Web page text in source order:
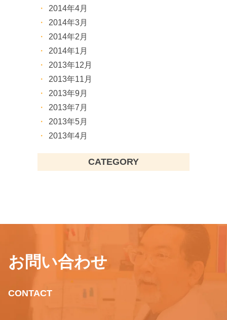
2014年4月
2014年3月
2014年2月
2014年1月
2013年12月
2013年11月
2013年9月
2013年7月
2013年5月
2013年4月
CATEGORY
お問い合わせ
CONTACT